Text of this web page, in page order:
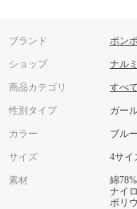
ブランド ポン
ショップ ナル
商品カテゴリ すべ
性別タイプ ガー
カラー ブル
サイズ 4サイ
素材
綿78%
ナイ
ポリ